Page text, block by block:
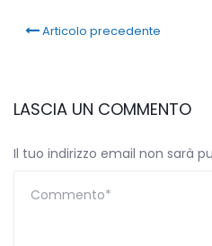
Articolo precedente
LASCIA UN COMMENTO
Il tuo indirizzo email non sarà